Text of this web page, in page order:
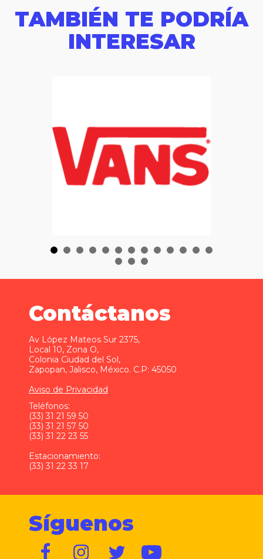
TAMBIÉN TE PODRÍA
INTERESAR
Contáctanos
Av López Mateos Sur 2375,
Local 10, Zona O,
Colonia Ciudad del Sol,
Zapopan, Jalisco, México. C.P: 45050
Aviso de Privacidad
Teléfonos:
(33) 31 21 59 50
(33) 31 21 57 50
(33) 31 22 23 55
Estacionamiento:
(33) 31 22 33 17
Síguenos